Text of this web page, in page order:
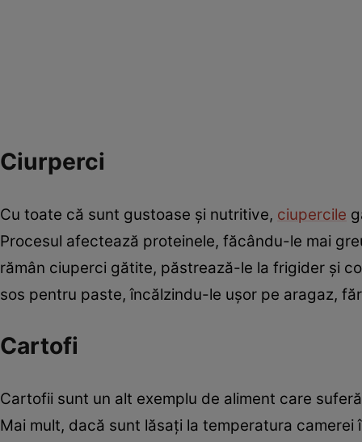
Ciurperci
Cu toate că sunt gustoase și nutritive, ciupercile
Procesul afectează proteinele, făcându-le mai
rămân ciuperci gătite, păstrează-le la frigider și
sos pentru paste, încălzindu-le ușor pe aragaz,
Cartofi
Cartofii sunt un alt exemplu de aliment care
Mai mult, dacă sunt lăsați la temperatura